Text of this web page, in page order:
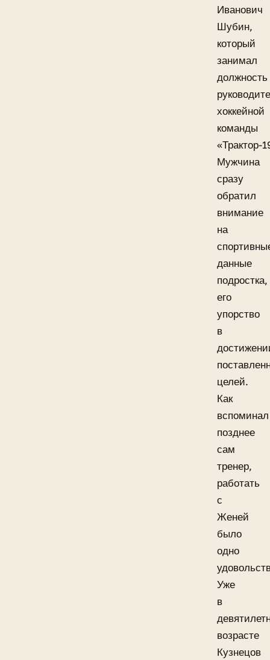
Иванович
Шубин,
который
занимал
должность
хоккейной
команды
«Трактор-
Мужчина
сразу
обратил
внимание
на
данные
подростка,
его
упорство
в
целей.
Как
вспоминал
позднее
сам
тренер,
работать
с
Женей
было
одно
Уже
в
возрасте
Кузнецов